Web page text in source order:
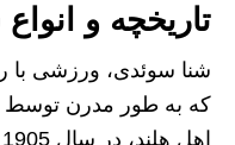
تاریخچه و
شنا سوئدی، ورزشی با